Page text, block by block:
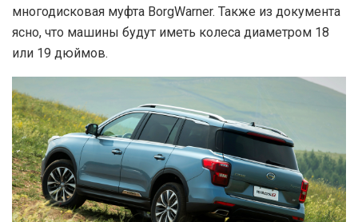
многодисковая муфта BorgWarner. Также из документа
ясно, что машины будут иметь колеса диаметром 18
или 19 дюймов.